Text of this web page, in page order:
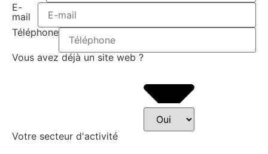
E-
mail
Téléphone
Vous avez déjà un site web ?
Votre secteur d'activité